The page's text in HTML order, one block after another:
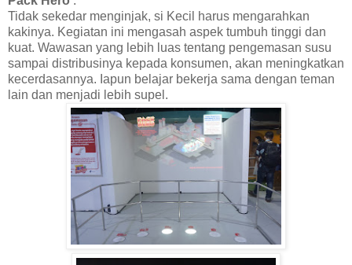
Tidak sekedar menginjak, si Kecil harus mengarahkan
kakinya. Kegiatan ini mengasah aspek tumbuh tinggi dan
kuat. Wawasan yang lebih luas tentang pengemasan susu
sampai distribusinya kepada konsumen, akan meningkatkan
kecerdasannya. Iapun belajar bekerja sama dengan teman
lain dan menjadi lebih supel.